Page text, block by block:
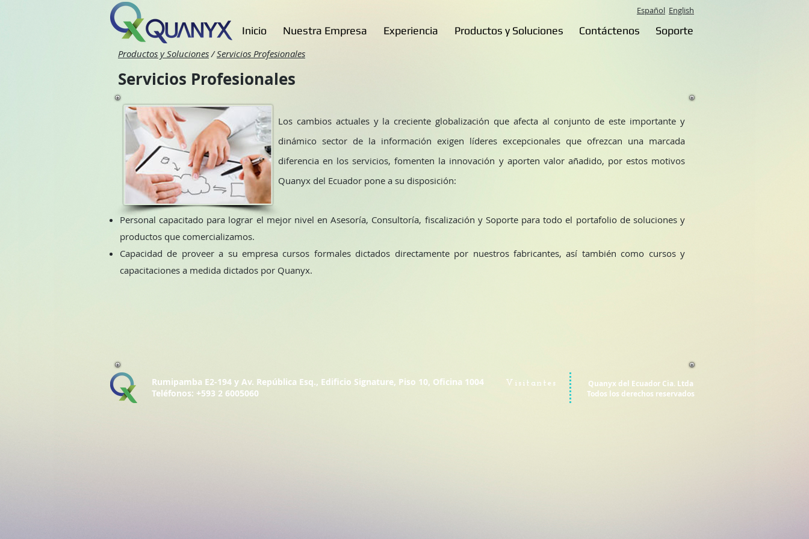
Español English
Inicio Nuestra Empresa Experiencia Productos y Soluciones Contáctenos Soporte
Servicios Profesionales
Productos y Soluciones/Servicios Profesionales
Los cambios actuales y la creciente globalización que afecta al conjunto de este importante y
dinámico sector de la información exigen líderes excepcionales que ofrezcan una marcada
diferencia en los servicios, fomenten la innovación y aporten valor añadido, por estos motivos
Quanyx del Ecuador pone a su disposición:
Personal capacitado para lograr el mejor nivel en Asesoría, Consultoría, fiscalización y Soporte para todo el portafolio de soluciones y
productos que comercializamos.
Capacidad de proveer a su empresa cursos formales dictados directamente por nuestros fabricantes, así también como cursos y
capacitaciones a medida dictados por Quanyx.
Rumipamba E2-194 y Av. República Esq., Edificio Signature, Piso 10, Oficina 1004
Teléfonos: +593 2 6005060
Visitantes
Quanyx del Ecuador Cia. Ltda
Todos los derechos reservados